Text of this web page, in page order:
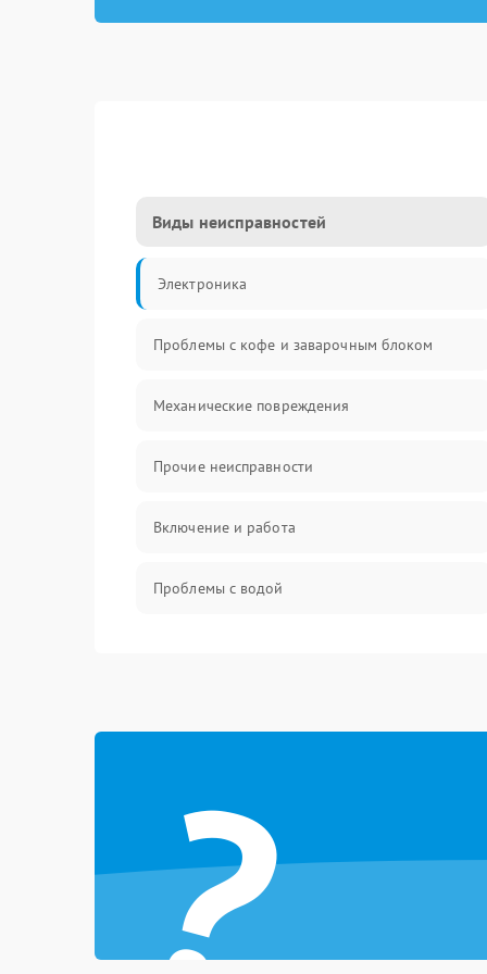
Виды неисправностей
Электроника
Проблемы с кофе и заварочным блоком
Механические повреждения
Прочие неисправности
Включение и работа
Проблемы с водой
?